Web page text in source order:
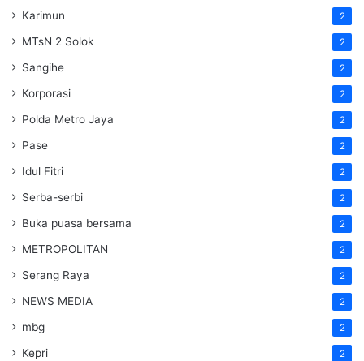
Karimun 2
MTsN 2 Solok 2
Sangihe 2
Korporasi 2
Polda Metro Jaya 2
Pase 2
Idul Fitri 2
Serba-serbi 2
Buka puasa bersama 2
METROPOLITAN 2
Serang Raya 2
NEWS MEDIA 2
mbg 2
Kepri 2